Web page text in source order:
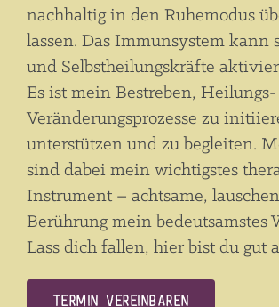
nachhaltig in den Ruhemodus
lassen. Das Immunsystem kann
und Selbstheilungskräfte
Es ist mein Bestreben,
Veränderungsprozesse zu
unterstützen und zu begleiten.
sind dabei mein wichtigstes
Instrument – achtsame,
Berührung mein bedeutsamstes
Lass dich fallen, hier bist du gut
Termin vereinbaren